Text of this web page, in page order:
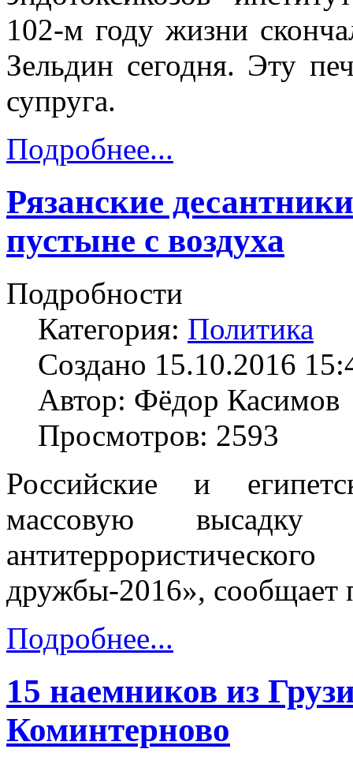
102-м году жизни
Зельдин сегодня. Эту
супруга.
Подробнее...
Рязанские
пустыне с воздуха
Подробности
Категория: Политика
Создано 15.10.2016
Автор: Фёдор Касимов
Просмотров: 2593
Российские и
массовую
дружбы-2016»,
Подробнее...
15 наемников из
Коминтерново